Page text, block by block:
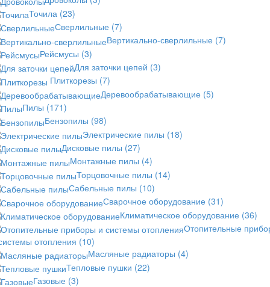
Точила (23)
Сверлильные (7)
Вертикально-сверлильные (7)
Рейсмусы (3)
Для заточки цепей (3)
Плиткорезы (7)
Деревообрабатывающие (5)
Пилы (171)
Бензопилы (98)
Электрические пилы (18)
Дисковые пилы (27)
Монтажные пилы (4)
Торцовочные пилы (14)
Сабельные пилы (10)
Сварочное оборудование (31)
Климатическое оборудование (36)
Отопительные
отопления (10)
Масляные радиаторы (4)
Тепловые пушки (22)
Газовые (3)